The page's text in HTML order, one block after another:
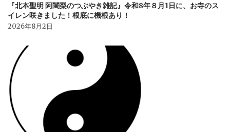
『北本聖明 阿闍梨のつぶやき雑記』令和8年８月1日に、お寺のス
イレン咲きました！根底に機根あり！
2026年8月2日